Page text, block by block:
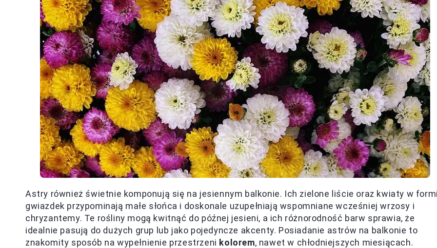
Astry również świetnie komponują się na jesiennym balkonie. Ich zielone liście oraz kwiaty w
gwiazdek przypominają małe słońca i doskonale uzupełniają wspomniane wcześniej wrzosy i
chryzantemy. Te rośliny mogą kwitnąć do późnej jesieni, a ich różnorodność barw sprawia, że
idealnie pasują do dużych grup lub jako pojedyncze akcenty. Posiadanie astrów na balkonie to
znakomity sposób na wypełnienie przestrzeni kolorem, nawet w chłodniejszych miesiącach.